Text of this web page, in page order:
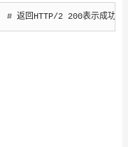
# 返回HTTP/2 200表示成功